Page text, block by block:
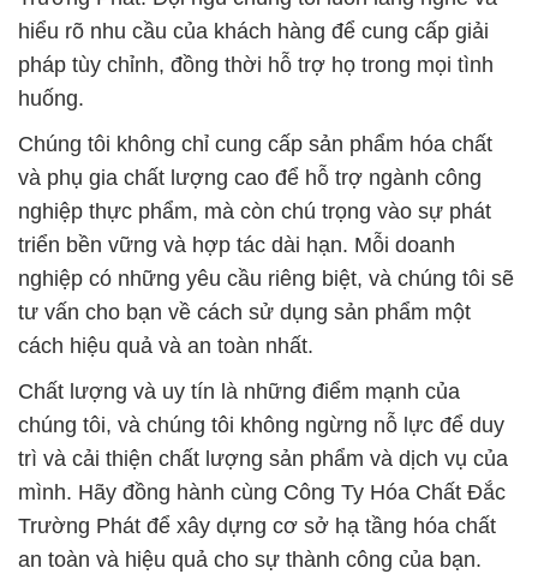
hiểu rõ nhu cầu của khách hàng để cung cấp giải
pháp tùy chỉnh, đồng thời hỗ trợ họ trong mọi tình
huống.
Chúng tôi không chỉ cung cấp sản phẩm hóa chất
và phụ gia chất lượng cao để hỗ trợ ngành công
nghiệp thực phẩm, mà còn chú trọng vào sự phát
triển bền vững và hợp tác dài hạn. Mỗi doanh
nghiệp có những yêu cầu riêng biệt, và chúng tôi sẽ
tư vấn cho bạn về cách sử dụng sản phẩm một
cách hiệu quả và an toàn nhất.
Chất lượng và uy tín là những điểm mạnh của
chúng tôi, và chúng tôi không ngừng nỗ lực để duy
trì và cải thiện chất lượng sản phẩm và dịch vụ của
mình. Hãy đồng hành cùng Công Ty Hóa Chất Đắc
Trường Phát để xây dựng cơ sở hạ tầng hóa chất
an toàn và hiệu quả cho sự thành công của bạn.